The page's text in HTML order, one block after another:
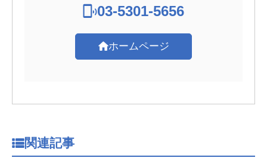
03-5301-5656
ホームページ
関連記事